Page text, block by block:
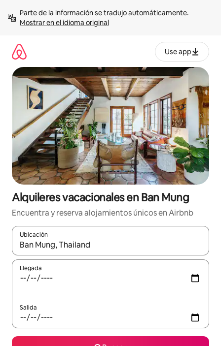
contenidoMostrar en el idioma original
Use app
Alquileres vacacionales en Ban Mung
Encuentra y reserva alojamientos únicos en Airbnb
Ubicación
Cuando los resultados estén disponibles, navega con las
Llegada
Salida